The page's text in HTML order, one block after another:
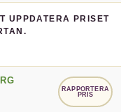
UPPDATERA PRISET
RAPPORTERA
PRIS